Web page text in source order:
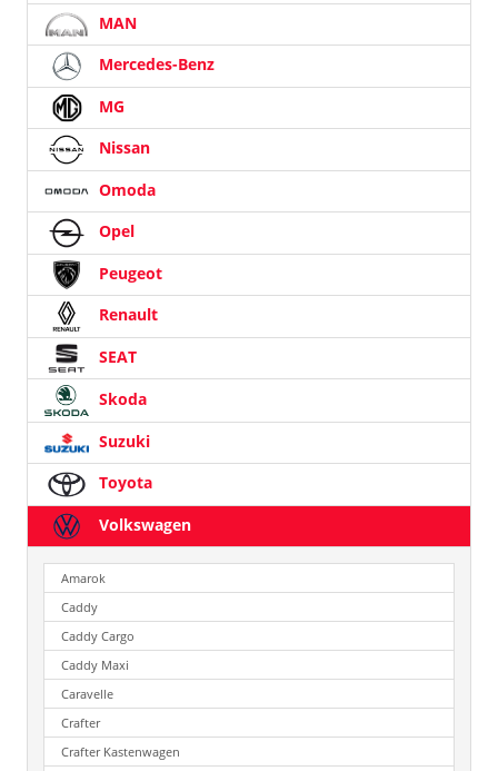
MAN
Mercedes-Benz
MG
Nissan
Omoda
Opel
Peugeot
Renault
SEAT
Skoda
Suzuki
Toyota
Volkswagen
Amarok
Caddy
Caddy Cargo
Caddy Maxi
Caravelle
Crafter
Crafter Kastenwagen